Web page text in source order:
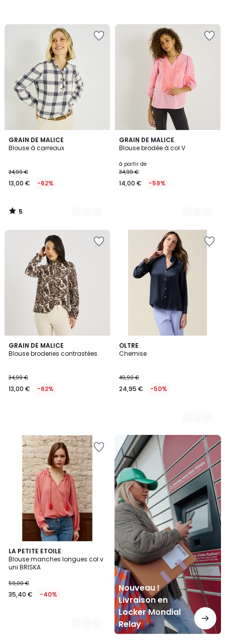
GRAIN DE MALICE
Blouse à carreaux
34,99 €
13,00 € -62%
5
/
2
Couleurs
5
/
GRAIN DE MALICE
Blouse brodée à col V
à partir de
34,99 €
14,00 € -59%
2
Couleurs
GRAIN DE MALICE
Blouse broderies contrastées
34,99 €
13,00 € -62%
OLTRE
Chemise
49,90 €
24,95 € -50%
3
Couleurs
LA PETITE ETOILE
Blouse manches longues col v
uni BRISKA
59,00 €
35,40 € -40%
4
Couleurs
Nouveau !
Livraison en
Locker Mondial
Relay
Nouveau
Livraison
en
Locker
Mondial
Relay